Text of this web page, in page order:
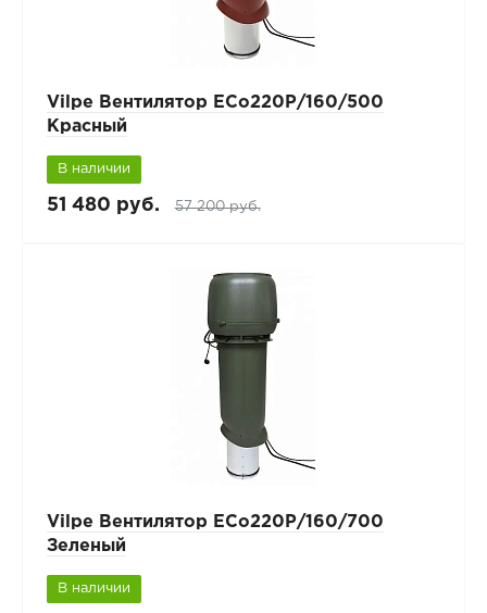
Vilpe Вентилятор ECo220Р/160/500
Красный
В наличии
51 480 руб. 57 200 руб.
Vilpe Вентилятор ECo220Р/160/700
Зеленый
В наличии